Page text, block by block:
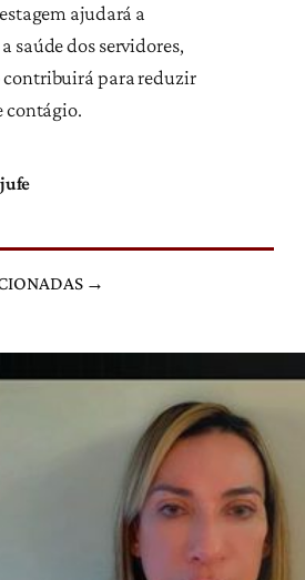
ajudará a
saúde dos servidores,
contribuirá para reduzir
contágio.
→